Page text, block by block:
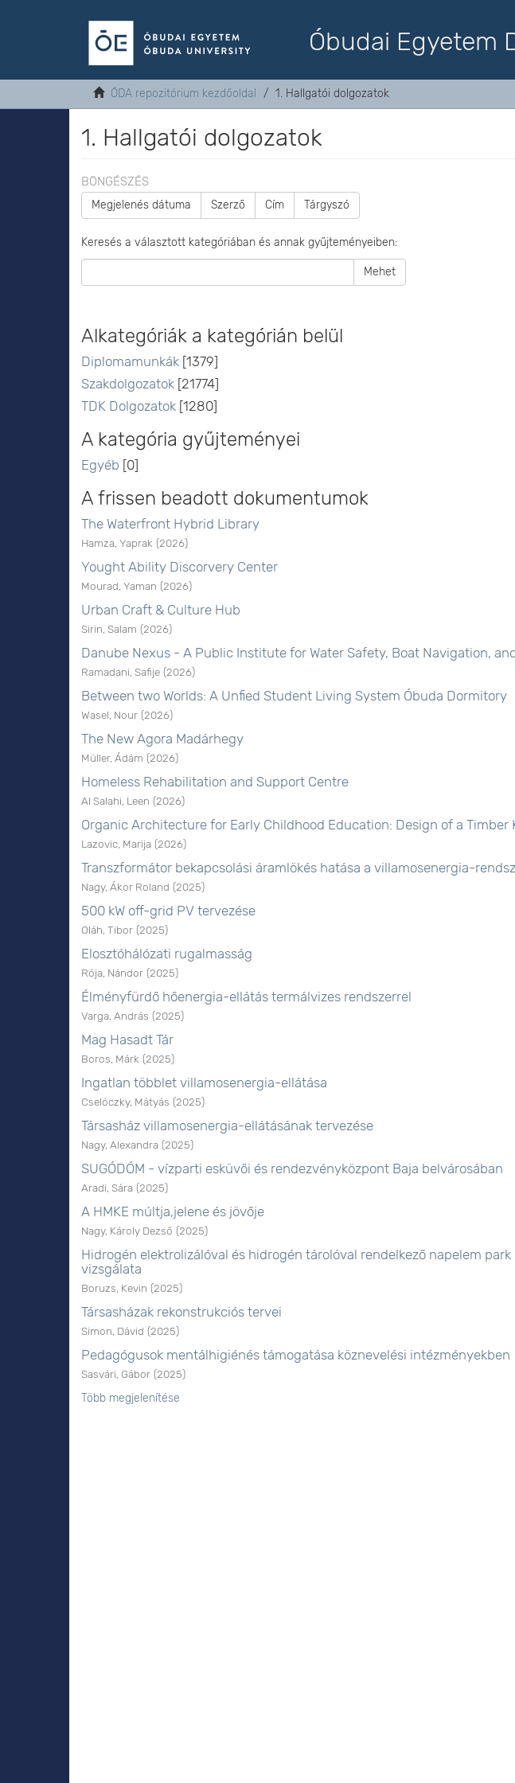
Óbudai Egyetem
ÓDA repozitórium kezdőoldal 1. Hallgatói dolgozatok
1. Hallgatói dolgozatok
BÖNGÉSZÉS
Megjelenés dátuma Szerző Cím Tárgyszó
Keresés a választott kategóriában és annak gyűjteményeiben:
Mehet
Alkategóriák a kategórián belül
Diplomamunkák [1379]
Szakdolgozatok [21774]
TDK Dolgozatok [1280]
A kategória gyűjteményei
Egyéb [0]
A frissen beadott dokumentumok
The Waterfront Hybrid Library
Hamza, Yaprak (2026)
Yought Ability Discorvery Center
Mourad, Yaman (2026)
Urban Craft & Culture Hub
Sirin, Salam (2026)
Danube Nexus - A Public Institute for Water Safety, Boat Navigation,
Ramadani, Safije (2026)
Between two Worlds: A Unfied Student Living System Óbuda Dormitory
Wasel, Nour (2026)
The New Agora Madárhegy
Müller, Ádám (2026)
Homeless Rehabilitation and Support Centre
Al Salahi, Leen (2026)
Organic Architecture for Early Childhood Education: Design of a Timber
Lazovic, Marija (2026)
Transzformátor bekapcsolási áramlökés hatása a villamosenergia-
Nagy, Ákor Roland (2025)
500 kW off-grid PV tervezése
Oláh, Tibor (2025)
Elosztóhálózati rugalmasság
Rója, Nándor (2025)
Élményfürdő hőenergia-ellátás termálvizes rendszerrel
Varga, András (2025)
Mag Hasadt Tár
Boros, Márk (2025)
Ingatlan többlet villamosenergia-ellátása
Cselóczky, Mátyás (2025)
Társasház villamosenergia-ellátásának tervezése
Nagy, Alexandra (2025)
SUGÓDÓM - vízparti esküvői és rendezvényközpont Baja belvárosában
Aradi, Sára (2025)
A HMKE múltja,jelene és jövője
Nagy, Károly Dezső (2025)
Hidrogén elektrolizálóval és hidrogén tárolóval rendelkező napelem
vizsgálata
Boruzs, Kevin (2025)
Társasházak rekonstrukciós tervei
Simon, Dávid (2025)
Pedagógusok mentálhigiénés támogatása köznevelési intézményekben
Sasvári, Gábor (2025)
Több megjelenítése